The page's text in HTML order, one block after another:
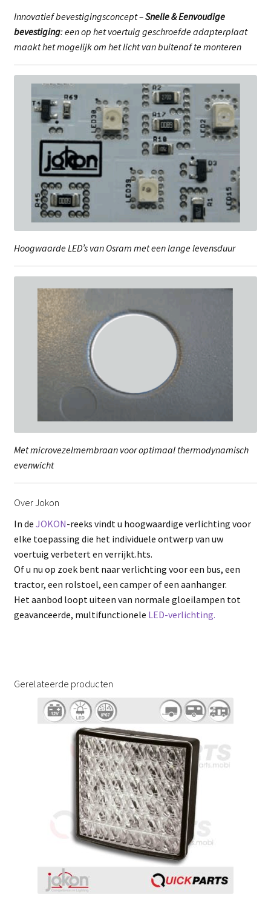
Innovatief bevestigingsconcept –Snelle & Eenvoudige
bevestiging: een op het voertuig geschroefde adapterplaat
maakt het mogelijk om het licht van buitenaf te monteren
Hoogwaarde LED’s van Osram met een lange levensduur
Met microvezelmembraan voor optimaal thermodynamisch
evenwicht
Over Jokon
In de JOKON-reeks vindt u hoogwaardige verlichting voor
elke toepassing die het individuele ontwerp van uw
voertuig verbetert en verrijkt.hts.
Of u nu op zoek bent naar verlichting voor een bus, een
tractor, een rolstoel, een camper of een aanhanger.
Het aanbod loopt uiteen van normale gloeilampen tot
geavanceerde, multifunctionele LED-verlichting.
Gerelateerde producten